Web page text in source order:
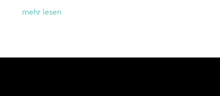
mehr lesen